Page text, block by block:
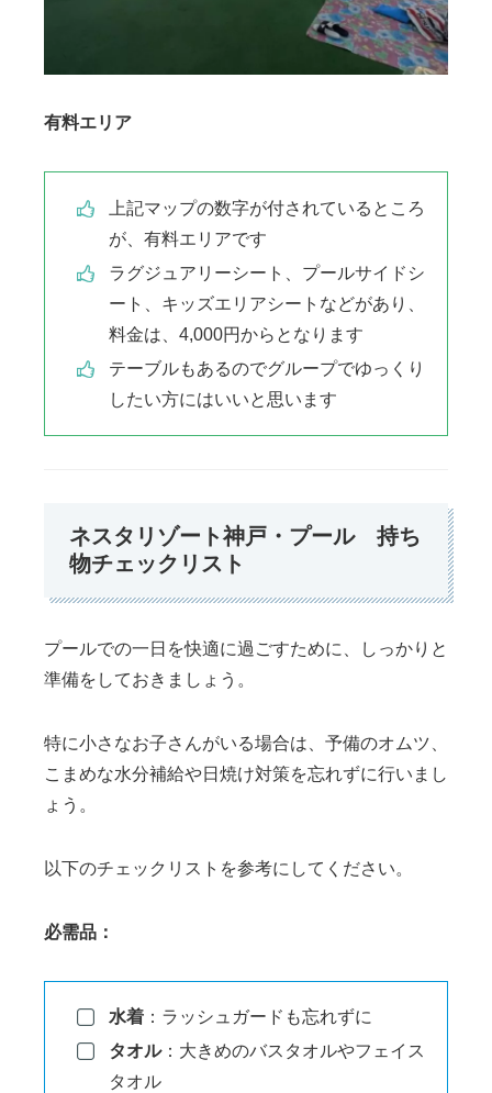
有料エリア
上記マップの数字が付されているところ
が、有料エリアです
ラグジュアリーシート、プールサイドシ
ート、キッズエリアシートなどがあり、
料金は、4,000円からとなります
テーブルもあるのでグループでゆっくり
したい方にはいいと思います
ネスタリゾート神戸・プール 持ち
物チェックリスト
プールでの一日を快適に過ごすために、しっかりと
準備をしておきましょう。
特に小さなお子さんがいる場合は、予備のオムツ、
こまめな水分補給や日焼け対策を忘れずに行いまし
ょう。
以下のチェックリストを参考にしてください。
必需品：
水着：ラッシュガードも忘れずに
タオル：大きめのバスタオルやフェイス
タオル